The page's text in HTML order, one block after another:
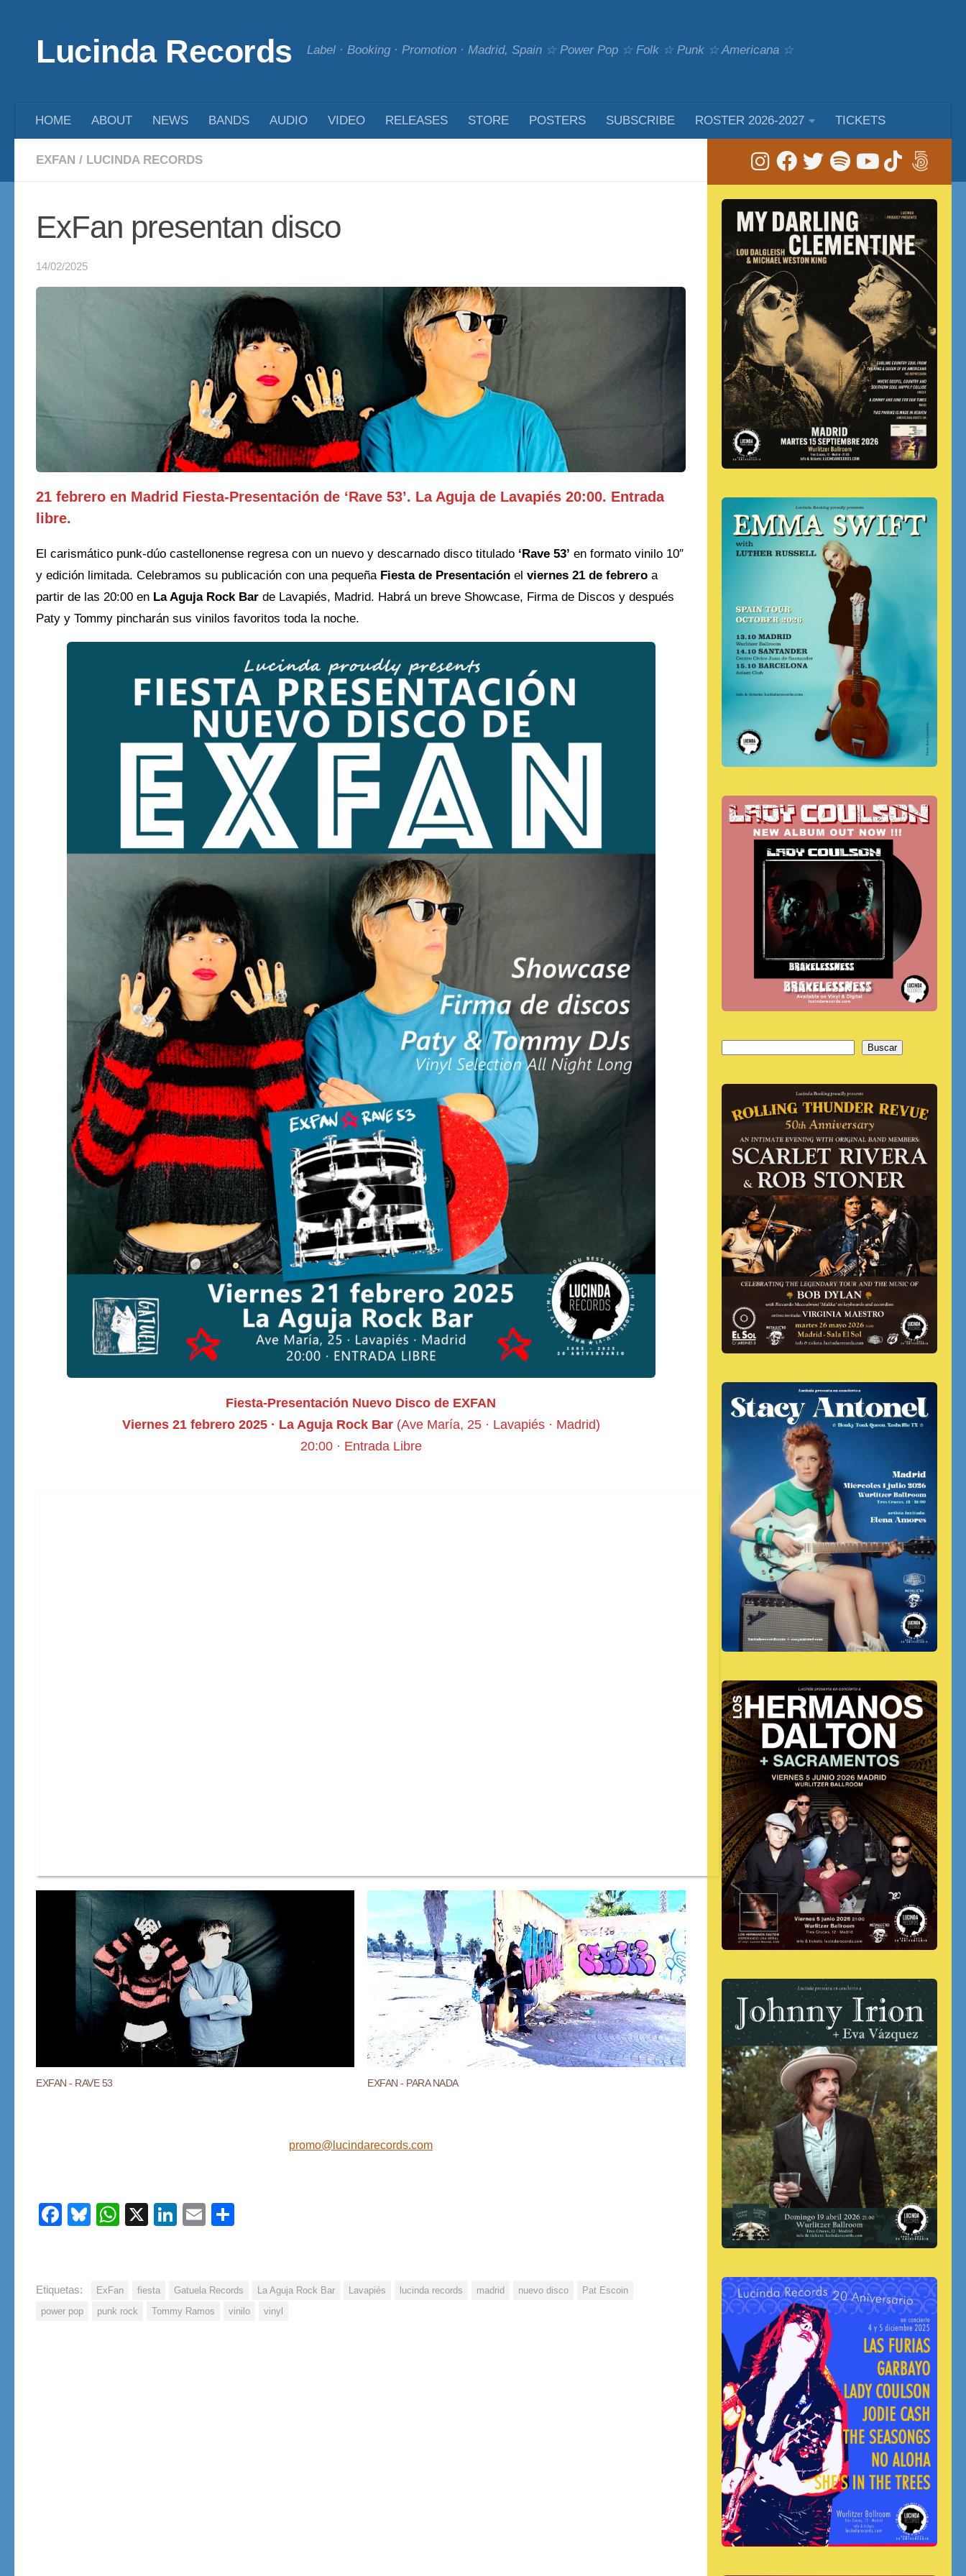
Lucinda Records Label · Booking · Promotion · Madrid, Spain ☆ Power Pop ☆ Folk ☆ Punk ☆ Americana ☆
HOME ABOUT NEWS BANDS AUDIO VIDEO RELEASES STORE POSTERS SUBSCRIBE ROSTER 2026-2027 TICKETS
EXFAN / LUCINDA RECORDS
ExFan presentan disco
14/02/2025
21 febrero en Madrid Fiesta-Presentación de ‘Rave 53’. La Aguja de Lavapiés 20:00. Entrada
libre.
El carismático punk-dúo castellonense regresa con un nuevo y descarnado disco titulado ‘Rave 53’ en formato vinilo 10″
y edición limitada. Celebramos su publicación con una pequeña Fiesta de Presentación el viernes 21 de febrero a
partir de las 20:00 en La Aguja Rock Bar de Lavapiés, Madrid. Habrá un breve Showcase, Firma de Discos y después
Paty y Tommy pincharán sus vinilos favoritos toda la noche.
Fiesta-Presentación Nuevo Disco de EXFAN
Viernes 21 febrero 2025 · La Aguja Rock Bar(Ave María, 25 · Lavapiés · Madrid)
20:00 · Entrada Libre
EXFAN - RAVE 53 EXFAN - PARA NADA
promo@lucindarecords.com
Facebook
Bluesky
WhatsApp
X LinkedIn
Email
Etiquetas: ExFan fiesta Gatuela Records La Aguja Rock Bar Lavapiés lucinda records madrid nuevo disco
Pat Escoin
power pop
punk rock Tommy Ramos vinilo vinyl
Buscar